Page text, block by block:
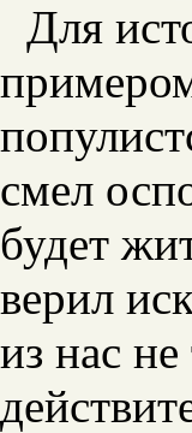
Для
смел
будет
верил
из нас